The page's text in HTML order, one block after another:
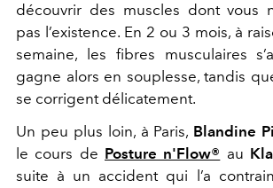
découvrir des muscles dont vous
pas l’existence. En 2 ou 3 mois, à
semaine, les fibres musculaires
gagne alors en souplesse, tandis
se corrigent délicatement.
Un peu plus loin, à Paris, Blandine
le cours de Posture n'Flow® au
suite à un accident qui l’a